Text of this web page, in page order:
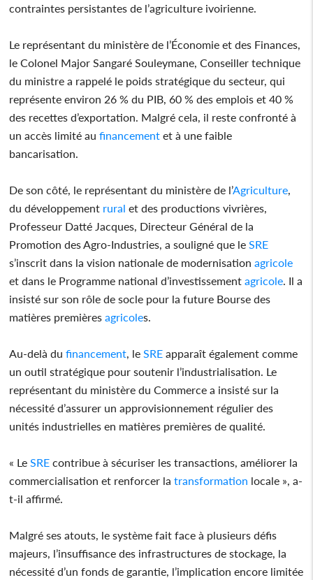
contraintes persistantes de l’agriculture ivoirienne.
Le représentant du ministère de l’Économie et des Finances,
le Colonel Major Sangaré Souleymane, Conseiller technique
du ministre a rappelé le poids stratégique du secteur, qui
représente environ 26 % du PIB, 60 % des emplois et 40 %
des recettes d’exportation. Malgré cela, il reste confronté à
un accès limité au financement et à une faible
bancarisation.
De son côté, le représentant du ministère de l’Agriculture
du développement rural et des productions vivrières,
Professeur Datté Jacques, Directeur Général de la
Promotion des Agro-Industries, a souligné que le SRE
s’inscrit dans la vision nationale de modernisation agricole
et dans le Programme national d’investissement agricole . Il a
insisté sur son rôle de socle pour la future Bourse des
matières premières agricoles.
Au-delà du financement , le SRE apparaît également comme
un outil stratégique pour soutenir l’industrialisation. Le
représentant du ministère du Commerce a insisté sur la
nécessité d’assurer un approvisionnement régulier des
unités industrielles en matières premières de qualité.
« Le SRE contribue à sécuriser les transactions, améliorer la
commercialisation et renforcer la transformation locale », a-
t-il affirmé.
Malgré ses atouts, le système fait face à plusieurs défis
majeurs, l’insuffisance des infrastructures de stockage, la
nécessité d’un fonds de garantie, l’implication encore limitée